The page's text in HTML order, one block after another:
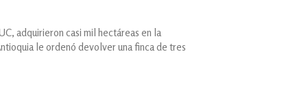
adquirieron casi mil hectáreas en la
le ordenó devolver una finca de tres